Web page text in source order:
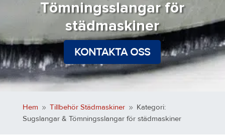
Tömningsslangar för
städmaskiner
KONTAKTA OSS
Hem 9 Tillbehör Städmaskiner 9 Kategori:
Sugslangar & Tömningsslangar för städmaskiner